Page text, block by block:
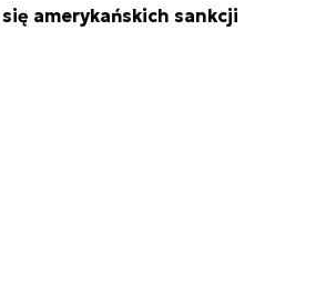
amerykańskich sankcji